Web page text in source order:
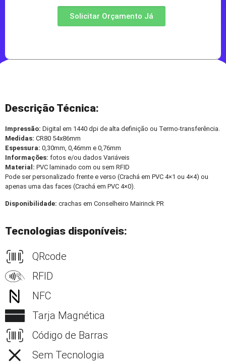
Solicitar Orçamento Já
Descrição Técnica:
Impressão: Digital em 1440 dpi de alta definição ou Termo-transferência.
Medidas: CR80 54x86mm
Espessura: 0,30mm, 0,46mm e 0,76mm
Informações: fotos e/ou dados Variáveis
Material: PVC laminado com ou sem RFID
Pode ser personalizado frente e verso (Crachá em PVC 4×1 ou 4×4) ou
apenas uma das faces (Crachá em PVC 4×0).
Disponibilidade: crachas em Conselheiro Mairinck PR
Tecnologias disponíveis:
QRcode
RFID
NFC
Tarja Magnética
Código de Barras
Sem Tecnologia